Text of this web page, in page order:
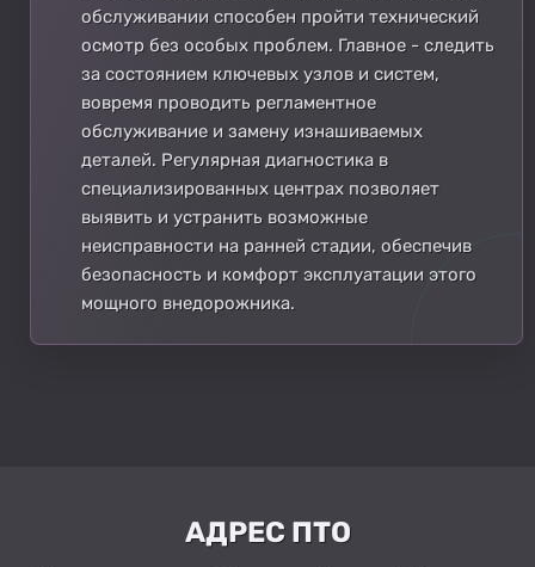
обслуживании способен пройти технический
осмотр без особых проблем. Главное - следить
за состоянием ключевых узлов и систем,
вовремя проводить регламентное
обслуживание и замену изнашиваемых
деталей. Регулярная диагностика в
специализированных центрах позволяет
выявить и устранить возможные
неисправности на ранней стадии, обеспечив
безопасность и комфорт эксплуатации этого
мощного внедорожника.
АДРЕС ПТО